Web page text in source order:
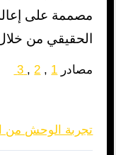
مصممة على
الحقيقي من
مصادر 1
,
2
,
تجربة الوحش من